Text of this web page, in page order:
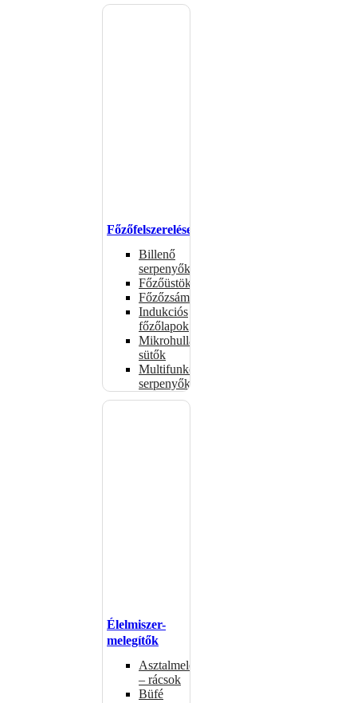
Főzőfelszerelések
Billenő
serpenyők
Főzőüstök
Főzőzsámolyok
Indukciós
főzőlapok
Mikrohullámú
sütők
Multifunkciós
serpenyők
Élelmiszer-
melegítők
Asztalmelegítők
– rácsok
Büfé